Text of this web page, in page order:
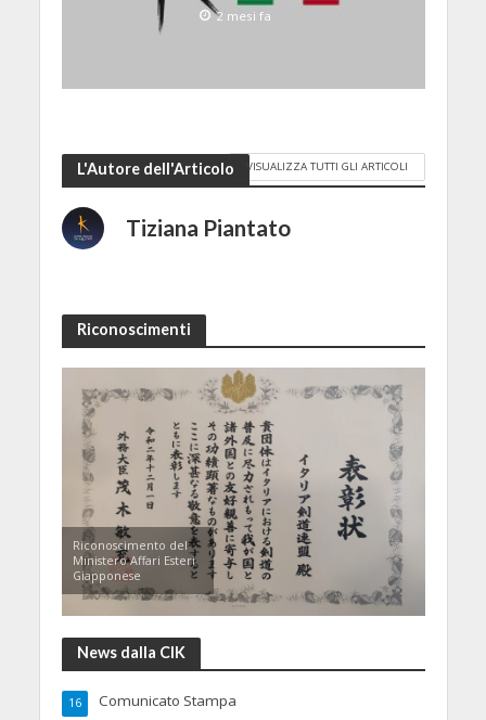
2 mesi fa
L'Autore dell'Articolo VISUALIZZA TUTTI GLI ARTICOLI
Tiziana Piantato
Riconoscimenti
Riconoscimento del
Ministero Affari Esteri
Giapponese
News dalla CIK
Comunicato Stampa
16